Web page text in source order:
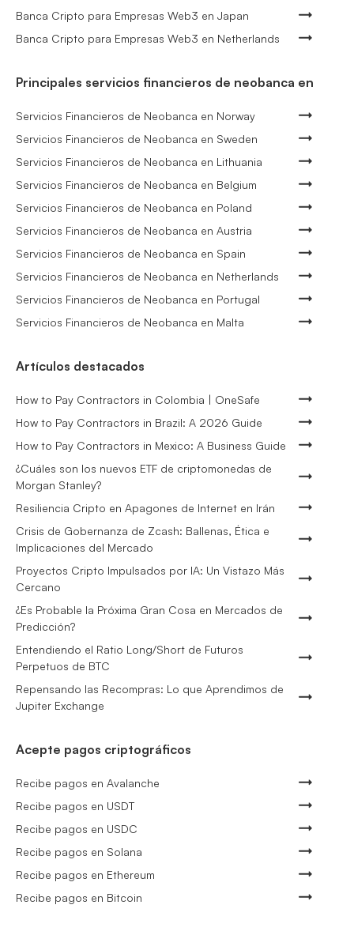
Banca Cripto para Empresas Web3 en Japan
Banca Cripto para Empresas Web3 en Netherlands
Principales servicios financieros de neobanca en
Servicios Financieros de Neobanca en Norway
Servicios Financieros de Neobanca en Sweden
Servicios Financieros de Neobanca en Lithuania
Servicios Financieros de Neobanca en Belgium
Servicios Financieros de Neobanca en Poland
Servicios Financieros de Neobanca en Austria
Servicios Financieros de Neobanca en Spain
Servicios Financieros de Neobanca en Netherlands
Servicios Financieros de Neobanca en Portugal
Servicios Financieros de Neobanca en Malta
Artículos destacados
How to Pay Contractors in Colombia | OneSafe
How to Pay Contractors in Brazil: A 2026 Guide
How to Pay Contractors in Mexico: A Business Guide
¿Cuáles son los nuevos ETF de criptomonedas de
Morgan Stanley?
Resiliencia Cripto en Apagones de Internet en Irán
Crisis de Gobernanza de Zcash: Ballenas, Ética e
Implicaciones del Mercado
Proyectos Cripto Impulsados por IA: Un Vistazo Más
Cercano
¿Es Probable la Próxima Gran Cosa en Mercados de
Predicción?
Entendiendo el Ratio Long/Short de Futuros
Perpetuos de BTC
Repensando las Recompras: Lo que Aprendimos de
Jupiter Exchange
Acepte pagos criptográficos
Recibe pagos en Avalanche
Recibe pagos en USDT
Recibe pagos en USDC
Recibe pagos en Solana
Recibe pagos en Ethereum
Recibe pagos en Bitcoin